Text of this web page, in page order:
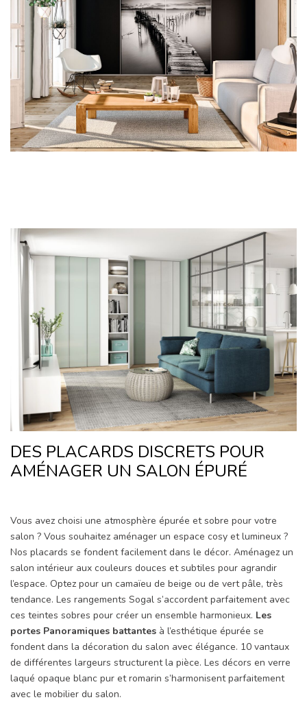
DES PLACARDS DISCRETS POUR
AMÉNAGER UN SALON ÉPURÉ
Vous avez choisi une atmosphère épurée et sobre pour votre
salon ? Vous souhaitez aménager un espace cosy et lumineux ?
Nos placards se fondent facilement dans le décor. Aménagez un
salon intérieur aux couleurs douces et subtiles pour agrandir
l’espace. Optez pour un camaïeu de beige ou de vert pâle, très
tendance. Les rangements Sogal s’accordent parfaitement avec
ces teintes sobres pour créer un ensemble harmonieux. Les
portes Panoramiques battantes à l’esthétique épurée se
fondent dans la décoration du salon avec élégance. 10 vantaux
de différentes largeurs structurent la pièce. Les décors en verre
laqué opaque blanc pur et romarin s’harmonisent parfaitement
avec le mobilier du salon.